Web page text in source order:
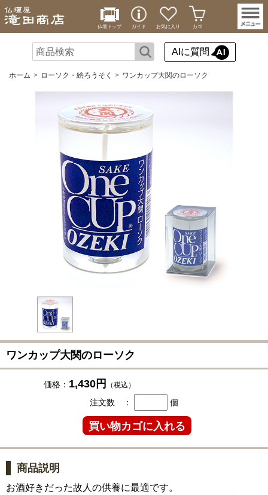
仏壇トップ ガイド お気に入り カゴ
AIに質問
ホーム ローソク・絵ろうそく ワンカップ大関のローソク
ワンカップ大関のローソク
価格： 1,430円 （税込）
注文数 ： 個
商品説明
お酒好きだった故人の供養に最適です。